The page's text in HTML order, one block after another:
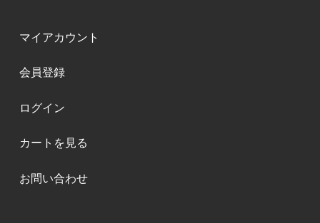
マイアカウント
会員登録
ログイン
カートを見る
お問い合わせ